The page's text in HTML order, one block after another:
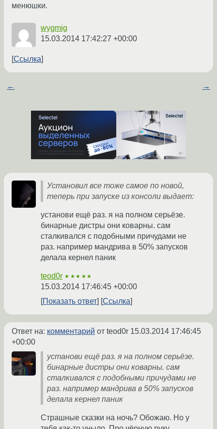
менюшки.
wygmig
15.03.2014 17:42:27 +00:00
Ссылка
← →
Установил все тоже самое по новой,
теперь при запуске из консоли выдает:
установи ещё раз. я на полном серьёзе.
бинарные дистры они коварны. сам
сталкивался с подобными причудами не
раз. например мандрива в 50% запусков
делала кернел паник
teod0r ★★★★★
15.03.2014 17:46:45 +00:00
Показать ответ
Ссылка
Ответ на: комментарий от teod0r 15.03.2014 17:46:45
+00:00
установи ещё раз. я на полном серьёзе.
бинарные дистры они коварны. сам
сталкивался с подобными причудами не
раз. например мандрива в 50% запусков
делала кернел паник
Страшные сказки на ночь? Обожаю. Но у